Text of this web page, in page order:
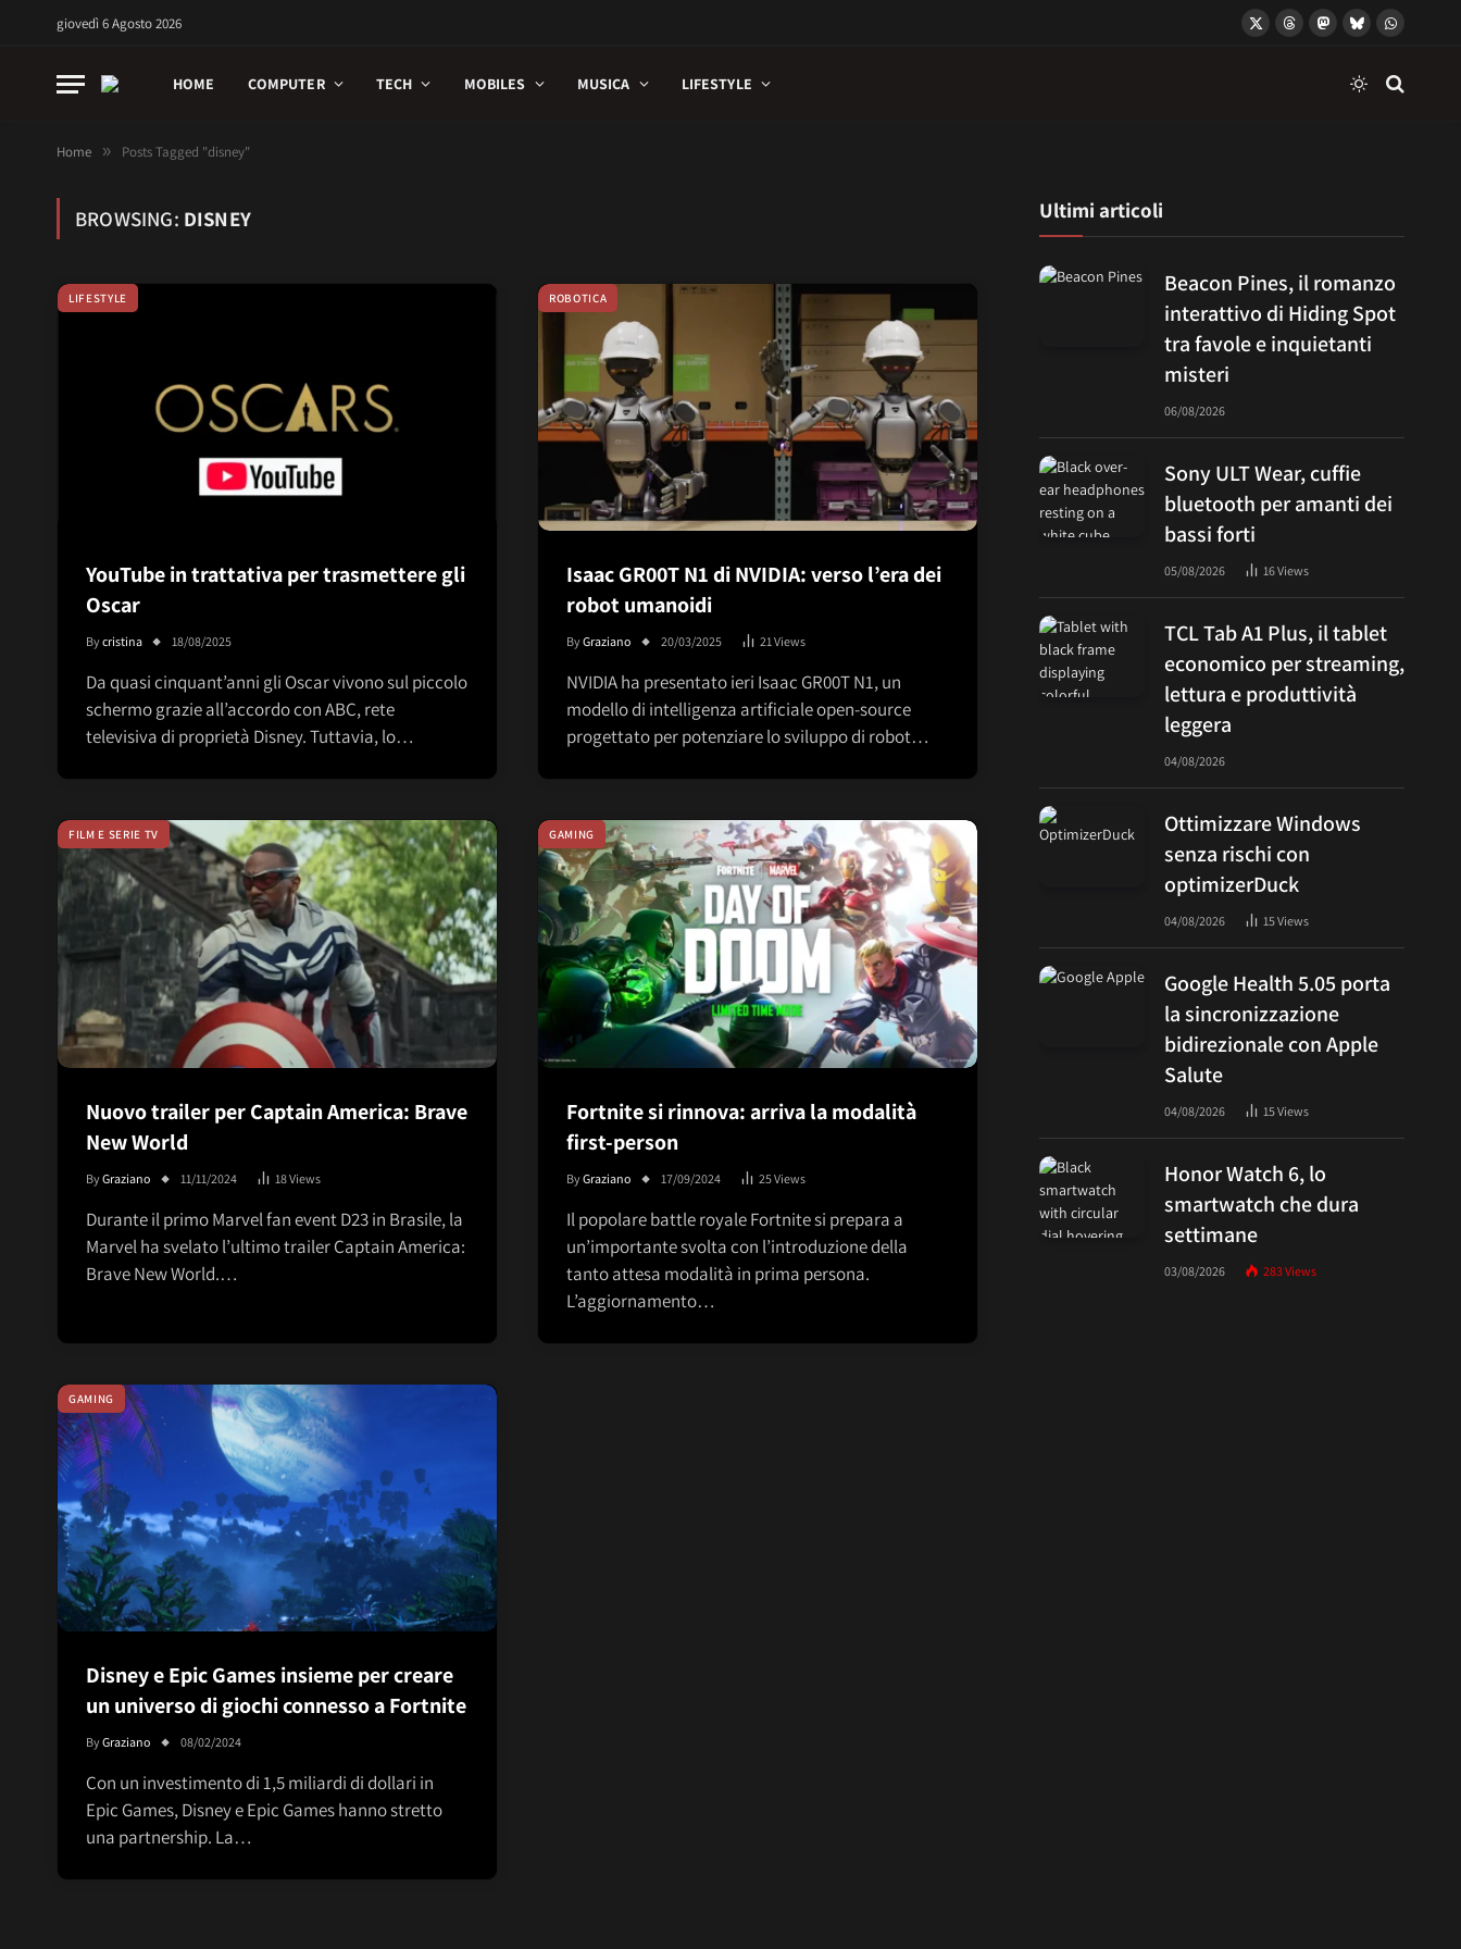
giovedì 6 Agosto 2026
X
ThreadsMastodon
BlueskyWhatsApp
HOME COMPUTER TECH MOBILES MUSICA LIFESTYLE
Home » Posts Tagged "disney"
BROWSING: DISNEY
LIFESTYLE
YouTube in trattativa per trasmettere gli
Oscar
Bycristina 18/08/2025
Da quasi cinquant’anni gli Oscar vivono sul piccolo
schermo grazie all’accordo con ABC, rete
televisiva di proprietà Disney. Tuttavia, lo…
ROBOTICA
Isaac GR00T N1 di NVIDIA: verso l’era dei
robot umanoidi
ByGraziano 20/03/2025 21Views
NVIDIA ha presentato ieri Isaac GR00T N1, un
modello di intelligenza artificiale open-source
progettato per potenziare lo sviluppo di robot…
FILM E SERIE TV
Nuovo trailer per Captain America: Brave
New World
ByGraziano 11/11/2024 18Views
Durante il primo Marvel fan event D23 in Brasile, la
Marvel ha svelato l’ultimo trailer Captain America:
Brave New World.…
GAMING
Fortnite si rinnova: arriva la modalità
first-person
ByGraziano 17/09/2024 25Views
Il popolare battle royale Fortnite si prepara a
un’importante svolta con l’introduzione della
tanto attesa modalità in prima persona.
L’aggiornamento…
GAMING
Disney e Epic Games insieme per creare
un universo di giochi connesso a Fortnite
ByGraziano 08/02/2024
Con un investimento di 1,5 miliardi di dollari in
Epic Games, Disney e Epic Games hanno stretto
una partnership. La…
Ultimi articoli
Beacon Pines, il romanzo
interattivo di Hiding Spot
tra favole e inquietanti
misteri
06/08/2026
Sony ULT Wear, cuffie
bluetooth per amanti dei
bassi forti
05/08/2026 16Views
TCL Tab A1 Plus, il tablet
economico per streaming,
lettura e produttività
leggera
04/08/2026
Ottimizzare Windows
senza rischi con
optimizerDuck
04/08/2026 15Views
Google Health 5.05 porta
la sincronizzazione
bidirezionale con Apple
Salute
04/08/2026 15Views
Honor Watch 6, lo
smartwatch che dura
settimane
03/08/2026 283Views